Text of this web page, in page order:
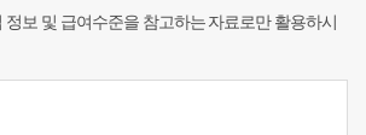
정보 및 급여수준을 참고하는 자료로만 활용하시